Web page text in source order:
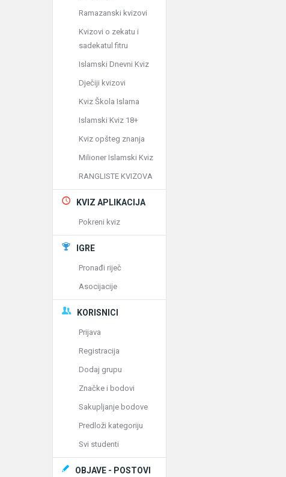
Ramazanski kvizovi
Kvizovi o zekatu i
sadekatul fitru
Islamski Dnevni Kviz
Dječiji kvizovi
Kviz Škola Islama
Islamski Kviz 18+
Kviz opšteg znanja
Milioner Islamski Kviz
RANGLISTE KVIZOVA
KVIZ APLIKACIJA
Pokreni kviz
IGRE
Pronađi riječ
Asocijacije
KORISNICI
Prijava
Registracija
Dodaj grupu
Značke i bodovi
Sakupljanje bodove
Predloži kategoriju
Svi studenti
OBJAVE - POSTOVI